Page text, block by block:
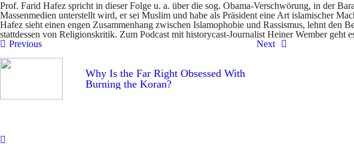
Prof. Farid Hafez spricht in dieser Folge u. a. über die sog. Obama-Verschwörung, in der
Massenmedien unterstellt wird, er sei Muslim und habe als Präsident eine Art islamischer
Hafez sieht einen engen Zusammenhang zwischen Islamophobie und Rassismus, lehnt den
stattdessen von Religionskritik. Zum Podcast mit historycast-Journalist Heiner Wember geht
Post
navigation
Previous
Why Is the Far Right Obsessed With
Burning the Koran?
Next